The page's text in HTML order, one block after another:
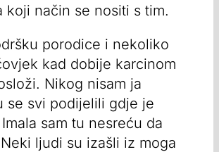
koji način se nositi s tim.
porodice i nekoliko
kad dobije karcinom
Nikog nisam ja
se svi podijelili gdje je
sam tu nesreću da
ljudi su izašli iz moga